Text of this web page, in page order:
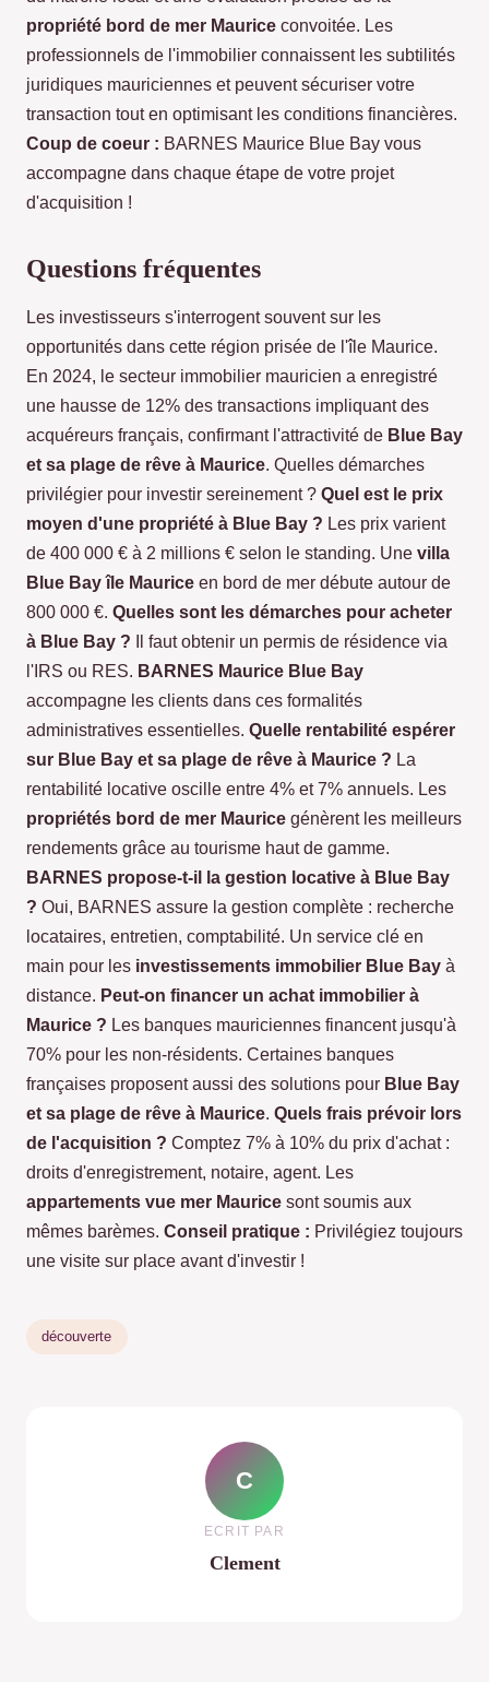
propriété bord de mer Maurice convoitée. Les
professionnels de l'immobilier connaissent les subtilités
juridiques mauriciennes et peuvent sécuriser votre
transaction tout en optimisant les conditions financières.
Coup de coeur : BARNES Maurice Blue Bay vous
accompagne dans chaque étape de votre projet
d'acquisition !
Questions fréquentes
Les investisseurs s'interrogent souvent sur les
opportunités dans cette région prisée de l'île Maurice.
En 2024, le secteur immobilier mauricien a enregistré
une hausse de 12% des transactions impliquant des
acquéreurs français, confirmant l'attractivité de Blue Bay
et sa plage de rêve à Maurice. Quelles démarches
privilégier pour investir sereinement ? Quel est le prix
moyen d'une propriété à Blue Bay ? Les prix varient
de 400 000 € à 2 millions € selon le standing. Une villa
Blue Bay île Maurice en bord de mer débute autour de
800 000 €. Quelles sont les démarches pour acheter
à Blue Bay ? Il faut obtenir un permis de résidence via
l'IRS ou RES. BARNES Maurice Blue Bay
accompagne les clients dans ces formalités
administratives essentielles. Quelle rentabilité espérer
sur Blue Bay et sa plage de rêve à Maurice ? La
rentabilité locative oscille entre 4% et 7% annuels. Les
propriétés bord de mer Maurice génèrent les meilleurs
rendements grâce au tourisme haut de gamme.
BARNES propose-t-il la gestion locative à Blue Bay
? Oui, BARNES assure la gestion complète : recherche
locataires, entretien, comptabilité. Un service clé en
main pour les investissements immobilier Blue Bay à
distance. Peut-on financer un achat immobilier à
Maurice ? Les banques mauriciennes financent jusqu'à
70% pour les non-résidents. Certaines banques
françaises proposent aussi des solutions pour Blue Bay
et sa plage de rêve à Maurice. Quels frais prévoir lors
de l'acquisition ? Comptez 7% à 10% du prix d'achat :
droits d'enregistrement, notaire, agent. Les
appartements vue mer Maurice sont soumis aux
mêmes barèmes. Conseil pratique : Privilégiez toujours
une visite sur place avant d'investir !
découverte
C
ECRIT PAR
Clement